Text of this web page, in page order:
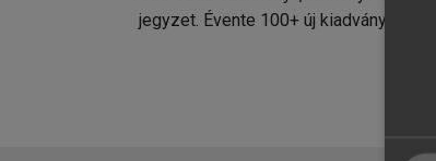
jegyzet. Évente 100+ új kiadvány.